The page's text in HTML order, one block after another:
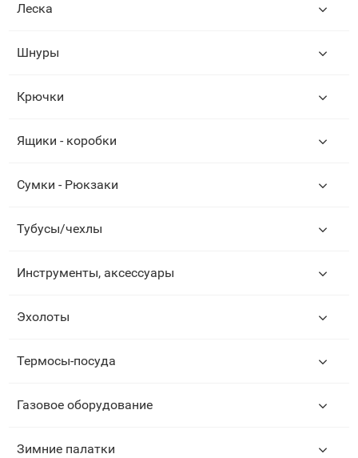
Леска
Шнуры
Крючки
Ящики - коробки
Сумки - Рюкзаки
Тубусы/чехлы
Инструменты, аксессуары
Эхолоты
Термосы-посуда
Газовое оборудование
Зимние палатки